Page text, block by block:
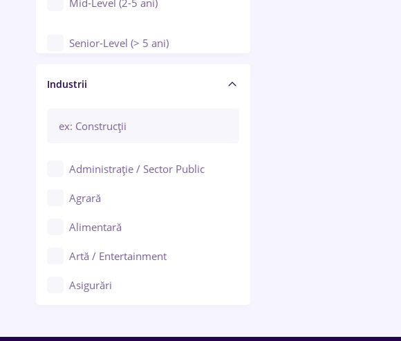
Mid-Level (2-5 ani)
Senior-Level (> 5 ani)
Manager / Executiv
Industrii
Administrație / Sector Public
Agrară
Alimentară
Artă / Entertainment
Asigurări